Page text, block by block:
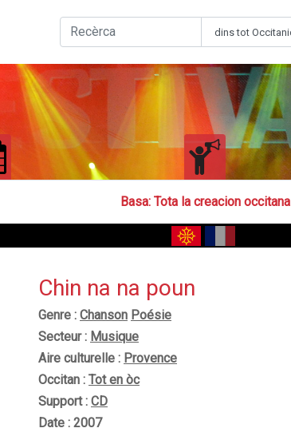
Basa: Tota la creacion occitana
Chin na na poun
Genre : Chanson Poésie
Secteur : Musique
Aire culturelle : Provence
Occitan : Tot en òc
Support : CD
Date : 2007